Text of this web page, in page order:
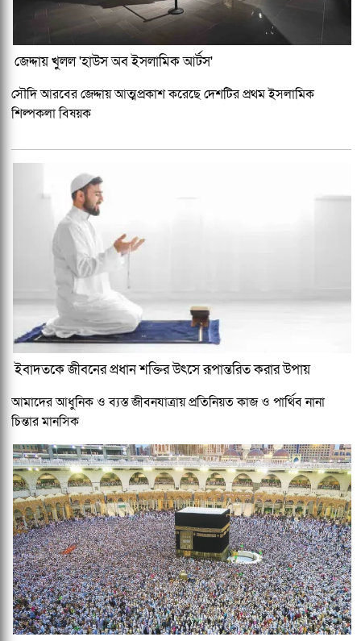
জেদ্দায় খুলল 'হাউস অব ইসলামিক আর্টস'
সৌদি আরবের জেদ্দায় আত্মপ্রকাশ করেছে দেশটির প্রথম ইসলামিক
শিল্পকলা বিষয়ক
ইবাদতকে জীবনের প্রধান শক্তির উৎসে রূপান্তরিত করার উপায়
আমাদের আধুনিক ও ব্যস্ত জীবনযাত্রায় প্রতিনিয়ত কাজ ও পার্থিব নানা
চিন্তার মানসিক